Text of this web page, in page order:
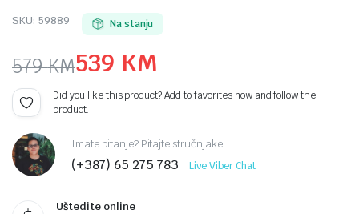
SKU: 59889 Na stanju
579KM
Original
price
was:
579 KM.
539 KM
Current
price
is:
539 KM.
Did you like this product? Add to favorites now and follow the
product.
Imate pitanje? Pitajte stručnjake
(+387) 65 275 783 Live Viber Chat
Uštedite online